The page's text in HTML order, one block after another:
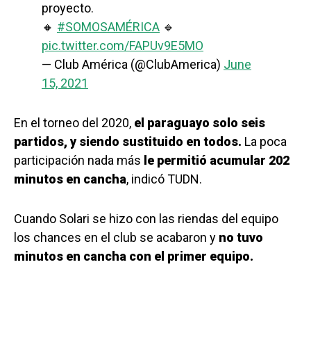
proyecto.
🔸 #SOMOSAMÉRICA 🔹
pic.twitter.com/FAPUv9E5MO
— Club América (@ClubAmerica) June
15, 2021
En el torneo del 2020, el paraguayo solo seis
partidos, y siendo sustituido en todos. La poca
participación nada más le permitió acumular 202
minutos en cancha, indicó TUDN.
Cuando Solari se hizo con las riendas del equipo
los chances en el club se acabaron y no tuvo
minutos en cancha con el primer equipo.